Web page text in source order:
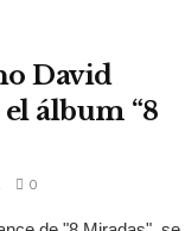
David
álbum “8
0